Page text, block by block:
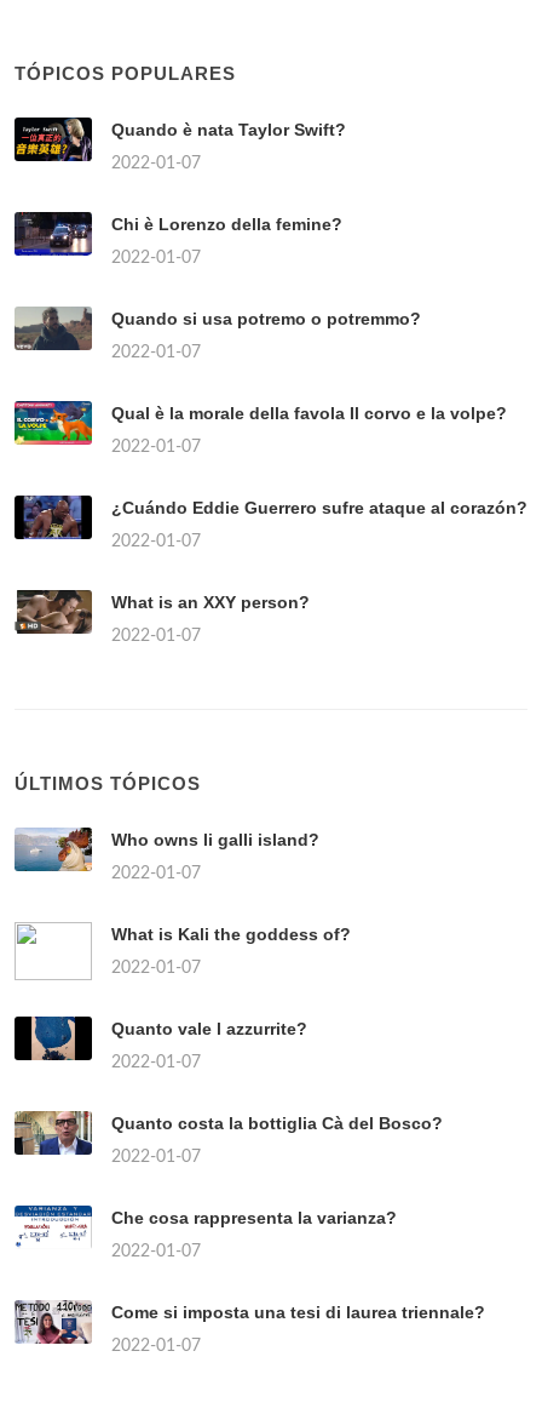
TÓPICOS POPULARES
Quando è nata Taylor Swift?
2022-01-07
Chi è Lorenzo della femine?
2022-01-07
Quando si usa potremo o potremmo?
2022-01-07
Qual è la morale della favola Il corvo e la volpe?
2022-01-07
¿Cuándo Eddie Guerrero sufre ataque al corazón?
2022-01-07
What is an XXY person?
2022-01-07
ÚLTIMOS TÓPICOS
Who owns li galli island?
2022-01-07
What is Kali the goddess of?
2022-01-07
Quanto vale l azzurrite?
2022-01-07
Quanto costa la bottiglia Cà del Bosco?
2022-01-07
Che cosa rappresenta la varianza?
2022-01-07
Come si imposta una tesi di laurea triennale?
2022-01-07